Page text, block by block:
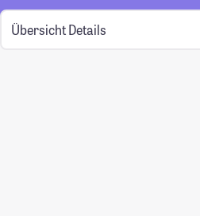
Übersicht Details